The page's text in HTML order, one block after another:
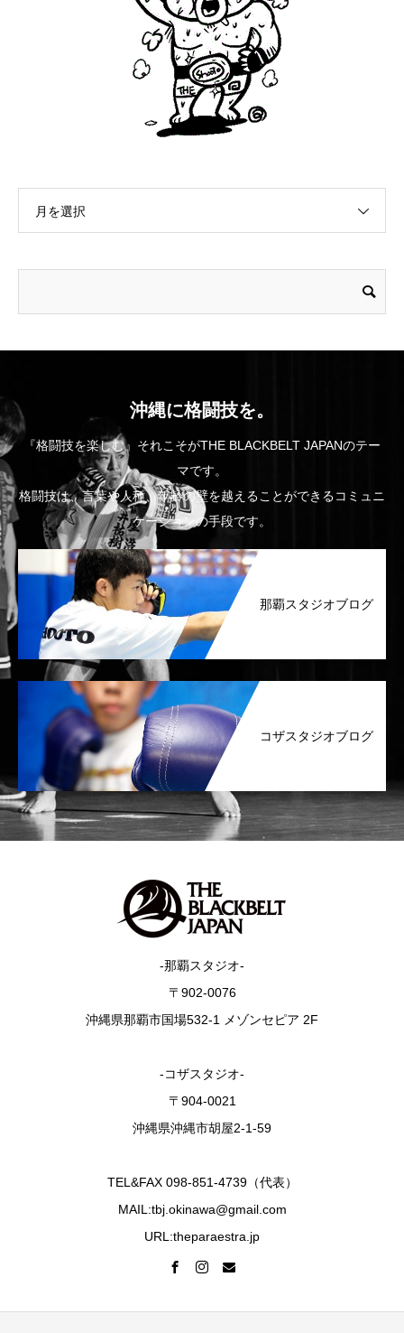
月を選択
沖縄に格闘技を。
『格闘技を楽しむ』それこそがTHE BLACKBELT JAPANのテー
マです。
格闘技は、言葉や人種、年齢の壁を越えることができるコミュニ
ケーションの手段です。
那覇スタジオブログ
コザスタジオブログ
-那覇スタジオ-
〒902-0076
沖縄県那覇市国場532-1 メゾンセピア 2F
-コザスタジオ-
〒904-0021
沖縄県沖縄市胡屋2-1-59
TEL&FAX 098-851-4739（代表）
MAIL:tbj.okinawa@gmail.com
URL:theparaestra.jp